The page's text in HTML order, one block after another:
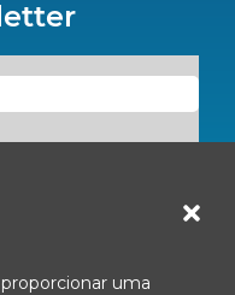
uma
da Fenacon.